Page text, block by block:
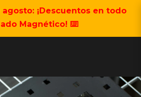
¡Descuentos en todo
Magnético! ⌨️